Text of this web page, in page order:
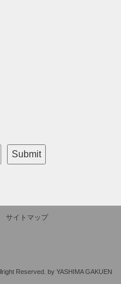
サイトマップ
Reserved. by YASHIMA GAKUEN